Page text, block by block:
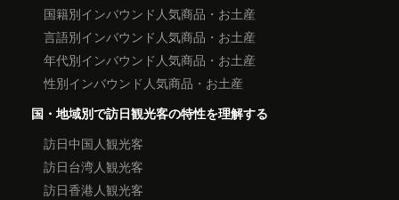
国籍別インバウンド人気商品・お土産
言語別インバウンド人気商品・お土産
年代別インバウンド人気商品・お土産
性別インバウンド人気商品・お土産
国・地域別で訪日観光客の特性を理解する
訪日中国人観光客
訪日台湾人観光客
訪日香港人観光客